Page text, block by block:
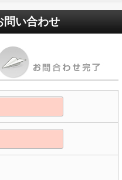
問い合わせ